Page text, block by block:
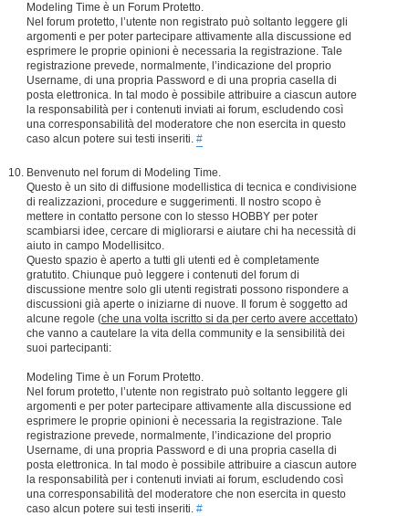
Modeling Time è un Forum Protetto.
Nel forum protetto, l’utente non registrato può soltanto leggere gli
argomenti e per poter partecipare attivamente alla discussione ed
esprimere le proprie opinioni è necessaria la registrazione. Tale
registrazione prevede, normalmente, l’indicazione del proprio
Username, di una propria Password e di una propria casella di
posta elettronica. In tal modo è possibile attribuire a ciascun autore
la responsabilità per i contenuti inviati ai forum, escludendo così
una corresponsabilità del moderatore che non esercita in questo
caso alcun potere sui testi inseriti. #
Benvenuto nel forum di Modeling Time.
Questo è un sito di diffusione modellistica di tecnica e condivisione
di realizzazioni, procedure e suggerimenti. Il nostro scopo è
mettere in contatto persone con lo stesso HOBBY per poter
scambiarsi idee, cercare di migliorarsi e aiutare chi ha necessità di
aiuto in campo Modellisitco.
Questo spazio è aperto a tutti gli utenti ed è completamente
gratutito. Chiunque può leggere i contenuti del forum di
discussione mentre solo gli utenti registrati possono rispondere a
discussioni già aperte o iniziarne di nuove. Il forum è soggetto ad
alcune regole (che una volta iscritto si da per certo avere accettato)
che vanno a cautelare la vita della community e la sensibilità dei
suoi partecipanti:
Modeling Time è un Forum Protetto.
Nel forum protetto, l’utente non registrato può soltanto leggere gli
argomenti e per poter partecipare attivamente alla discussione ed
esprimere le proprie opinioni è necessaria la registrazione. Tale
registrazione prevede, normalmente, l’indicazione del proprio
Username, di una propria Password e di una propria casella di
posta elettronica. In tal modo è possibile attribuire a ciascun autore
la responsabilità per i contenuti inviati ai forum, escludendo così
una corresponsabilità del moderatore che non esercita in questo
caso alcun potere sui testi inseriti. #